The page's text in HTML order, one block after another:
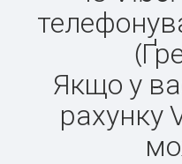
Якщо у
рахунку